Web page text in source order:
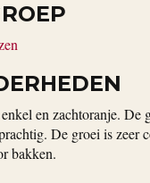
en zachtoranje. De
De groei is zeer
bakken.